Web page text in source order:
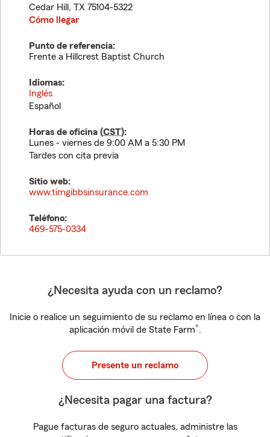
Cedar Hill , TX 75104-5322
Cómo llegar
Punto de referencia:
Frente a Hillcrest Baptist Church
Idiomas:
Inglés
Español
Horas de oficina (CST):
Lunes - viernes de 9:00 AM a 5:30 PM
Tardes con cita previa
Sitio web:
www.timgibbsinsurance.com
Teléfono:
469-575-0334
¿Necesita ayuda con un reclamo?
Inicie o realice un seguimiento de su reclamo en línea o con la
aplicación móvil de State Farm®.
Presente un reclamo
¿Necesita pagar una factura?
Pague facturas de seguro actuales, administre las